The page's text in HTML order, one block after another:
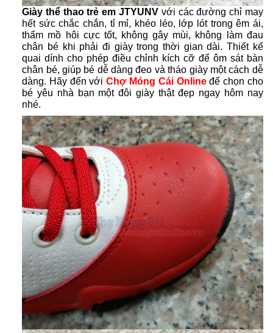
Giày thể thao trẻ em JTYUNVvới các đường chỉ may
hết sức chắc chắn, tỉ mỉ, khéo léo, lớp lót trong êm ái,
thấm mồ hôi cực tốt, không gây mùi, không làm đau
chân bé khi phải đi giày trong thời gian dài. Thiết kế
quai dính cho phép điều chỉnh kích cỡ để ôm sát bàn
chân bé, giúp bé dễ dàng đeo và tháo giày một cách dễ
dàng. Hãy đến với Chợ Móng Cái Onlineđể chọn cho
bé yêu nhà bạn một đôi giày thật đẹp ngay hôm nay
nhé.